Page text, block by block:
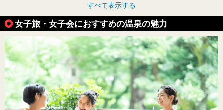
すべて表示する
女子旅・女子会におすすめの温泉の魅力